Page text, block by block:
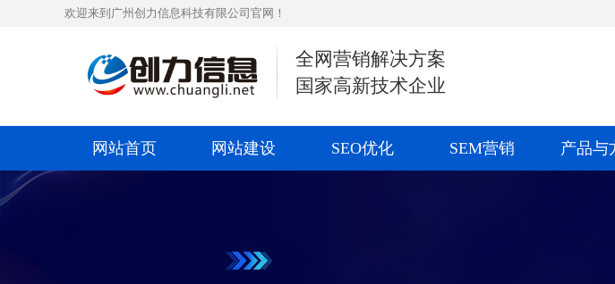
欢迎来到广州创力信息科技有限公司官网！
全网营销解决方案
国家高新技术企业
网站首页 网站建设 SEO优化 SEM营销 产品与